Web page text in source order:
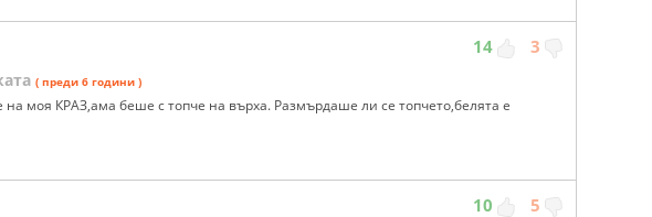
14 3
( преди 6 години )
моя КРАЗ,ама беше с топче на върха. Размърдаше ли се топчето,белята е
10 5